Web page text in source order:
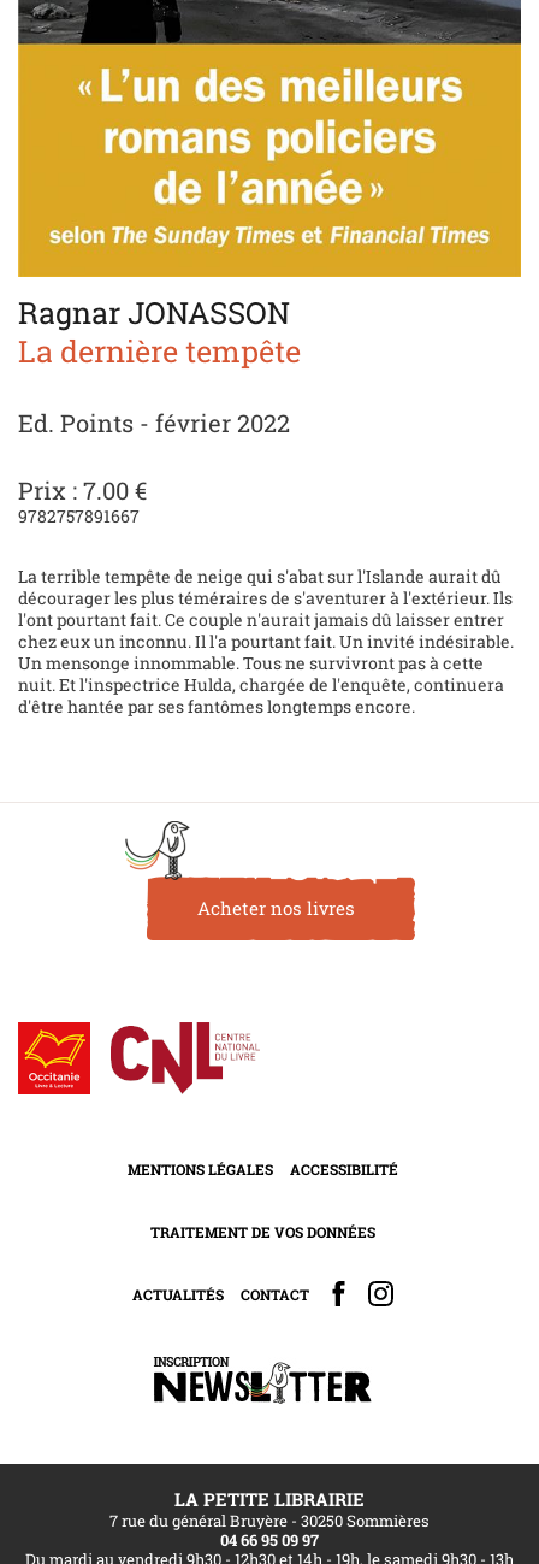
Ragnar JONASSON
La dernière tempête
Ed. Points - février 2022
Prix : 7.00 €
9782757891667
La terrible tempête de neige qui s'abat sur l'Islande aurait dû
décourager les plus téméraires de s'aventurer à l'extérieur. Ils
l'ont pourtant fait. Ce couple n'aurait jamais dû laisser entrer
chez eux un inconnu. Il l'a pourtant fait. Un invité indésirable.
Un mensonge innommable. Tous ne survivront pas à cette
nuit. Et l'inspectrice Hulda, chargée de l'enquête, continuera
d'être hantée par ses fantômes longtemps encore.
Acheter nos livres
MENTIONS LÉGALES ACCESSIBILITÉ
TRAITEMENT DE VOS DONNÉES
ACTUALITÉS CONTACT
LA PETITE LIBRAIRIE
7 rue du général Bruyère - 30250 Sommières
04 66 95 09 97
Du mardi au vendredi 9h30 - 12h30 et 14h - 19h, le samedi 9h30 - 13h